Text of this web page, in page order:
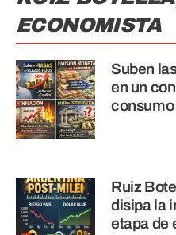
ECONOMISTA
Suben
en un
Ruiz
disipa la
etapa de